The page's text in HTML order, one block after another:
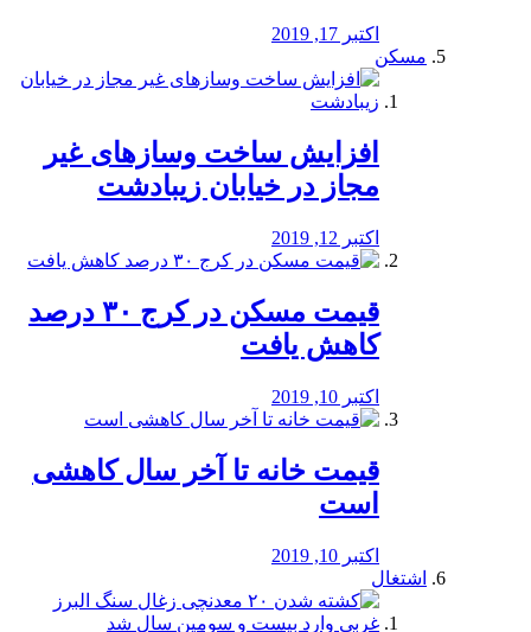
اکتبر 17, 2019
مسکن
افزایش ساخت وسازهای غیر
مجاز در خیابان زیبادشت
اکتبر 12, 2019
️قیمت مسکن در کرج ۳۰ درصد
کاهش یافت
اکتبر 10, 2019
قیمت خانه تا آخر سال کاهشی
است
اکتبر 10, 2019
اشتغال